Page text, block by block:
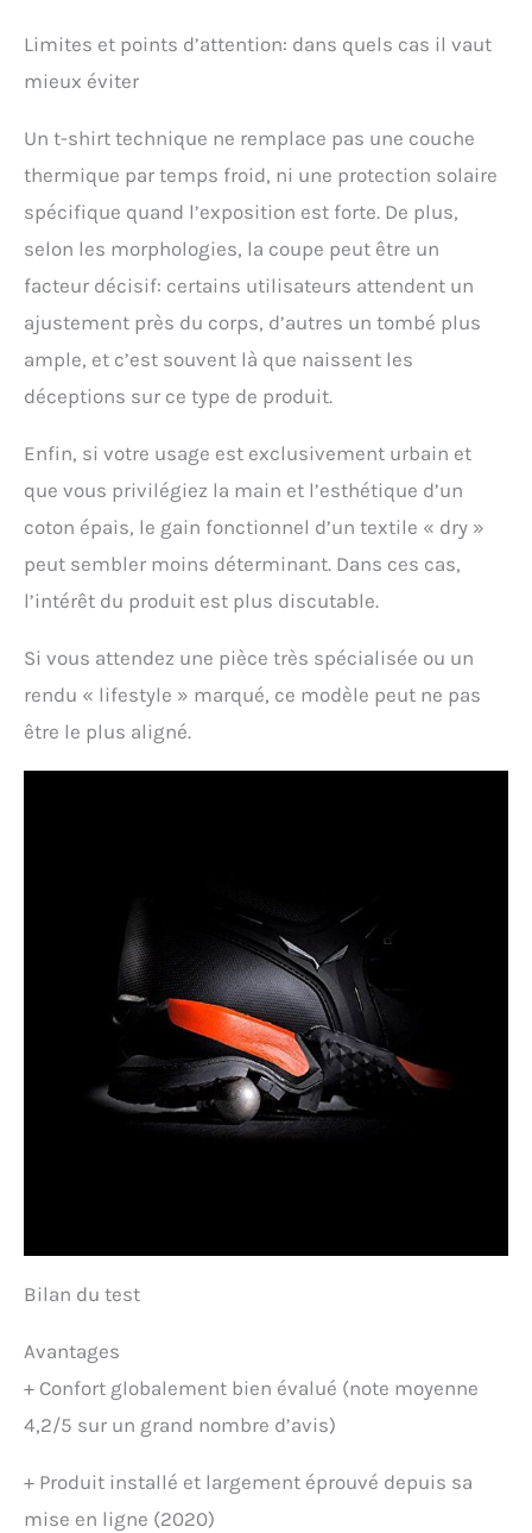
Limites et points d’attention: dans quels cas il vaut
mieux éviter
Un t-shirt technique ne remplace pas une couche
thermique par temps froid, ni une protection solaire
spécifique quand l’exposition est forte. De plus,
selon les morphologies, la coupe peut être un
facteur décisif: certains utilisateurs attendent un
ajustement près du corps, d’autres un tombé plus
ample, et c’est souvent là que naissent les
déceptions sur ce type de produit.
Enfin, si votre usage est exclusivement urbain et
que vous privilégiez la main et l’esthétique d’un
coton épais, le gain fonctionnel d’un textile « dry »
peut sembler moins déterminant. Dans ces cas,
l’intérêt du produit est plus discutable.
Si vous attendez une pièce très spécialisée ou un
rendu « lifestyle » marqué, ce modèle peut ne pas
être le plus aligné.
Bilan du test
Avantages
+ Confort globalement bien évalué (note moyenne
4,2/5 sur un grand nombre d’avis)
+ Produit installé et largement éprouvé depuis sa
mise en ligne (2020)